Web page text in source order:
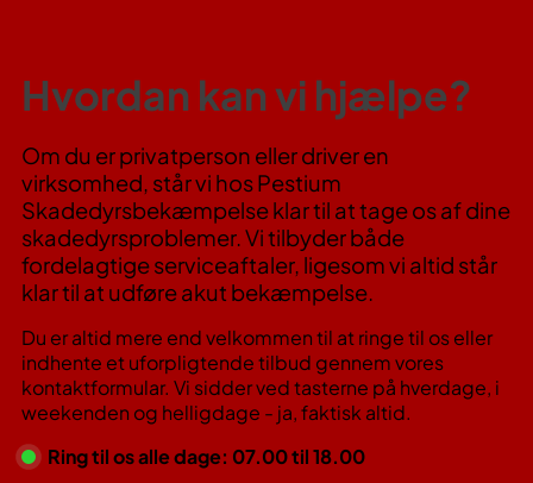
Hvordan kan vi hjælpe?
Om du er privatperson eller driver en
virksomhed, står vi hos Pestium
Skadedyrsbekæmpelse klar til at tage os af dine
skadedyrsproblemer. Vi tilbyder både
fordelagtige serviceaftaler, ligesom vi altid står
klar til at udføre akut bekæmpelse.
Du er altid mere end velkommen til at ringe til os eller
indhente et uforpligtende tilbud gennem vores
kontaktformular. Vi sidder ved tasterne på hverdage, i
weekenden og helligdage - ja, faktisk altid.
Ring til os alle dage: 07.00 til 18.00